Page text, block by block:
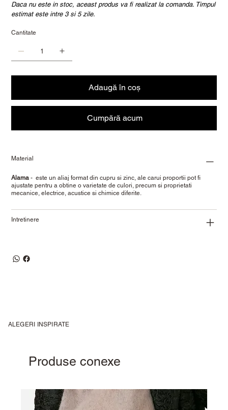
Daca nu este in stoc, aceast produs va fi realizat la comanda. Timpul
estimat este intre 3 si 5 zile.
Cantitate
Adaugă în coș
Cumpără acum
Material
Alama - este un aliaj format din cupru si zinc, ale carui proportii pot fi
ajustate pentru a obtine o varietate de culori, precum si proprietati
mecanice, electrice, acustice si chimice diferite.
Intretinere
ALEGERI INSPIRATE
Produse conexe